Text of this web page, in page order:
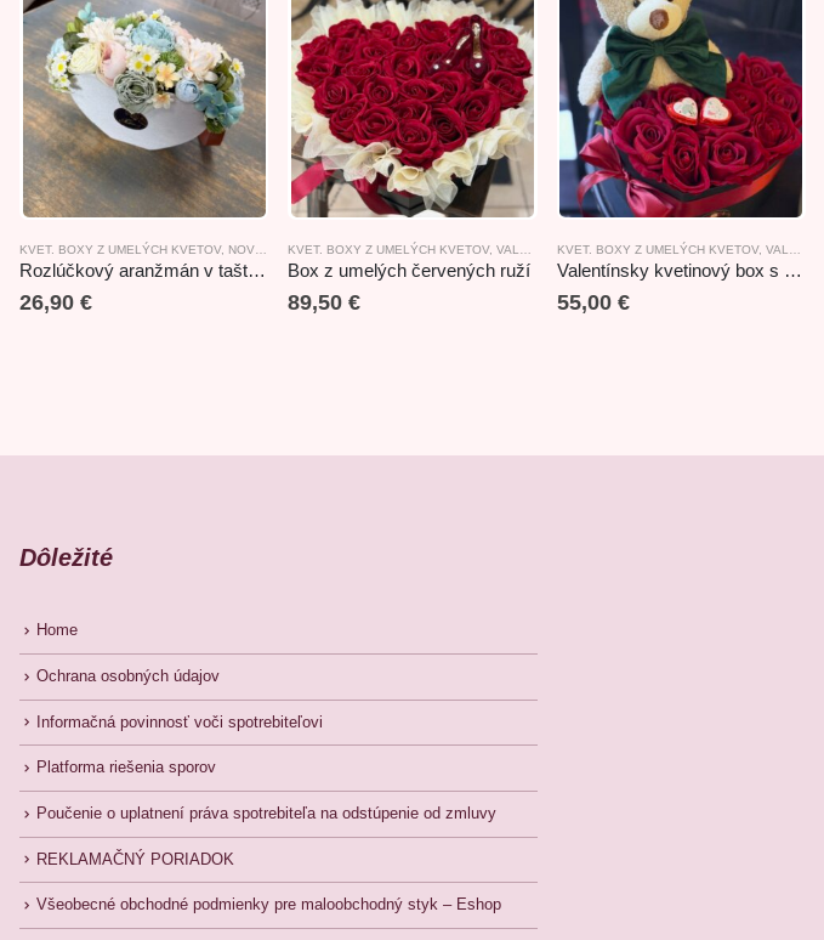
KVET. BOXY Z UMELÝCH KVETOV, NOVINKY ,ROZLÚČKOVÉ PREDMETY, DARČEKY
Rozlúčkový aranžmán v taštičke 29x17x19cm
26,90 €
KVET. BOXY Z UMELÝCH KVETOV,VALENTÍN
Box z umelých červených ruží
89,50€
KVET. BOXY Z UMELÝCH KVETOV, VALENTÍN
Valentínsky kvetinový box s macíkom
55,00 €
Dôležité
Home
Ochrana osobných údajov
Informačná povinnosť voči spotrebiteľovi
Platforma riešenia sporov
Poučenie o uplatnení práva spotrebiteľa na odstúpenie od zmluvy
REKLAMAČNÝ PORIADOK
Všeobecné obchodné podmienky pre maloobchodný styk – Eshop